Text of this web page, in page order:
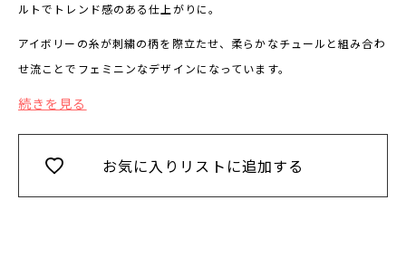
ルトでトレンド感のある仕上がりに。
アイボリーの糸が刺繍の柄を際立たせ、柔らかなチュールと組み合わ
せ流ことでフェミニンなデザインになっています。
続きを見る
お気に入りリストに追加する